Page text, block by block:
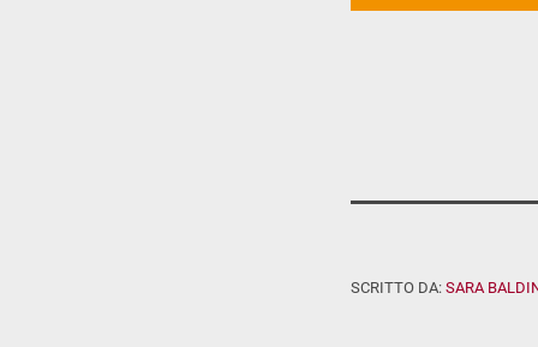
SCRITTO DA: SARA